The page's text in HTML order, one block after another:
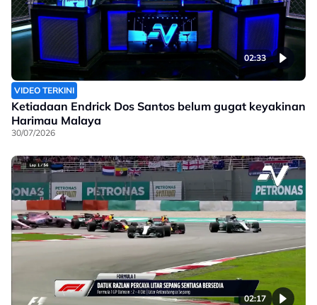
02:33
VIDEO TERKINI
Ketiadaan Endrick Dos Santos belum gugat keyakinan
Harimau Malaya
30/07/2026
02:17